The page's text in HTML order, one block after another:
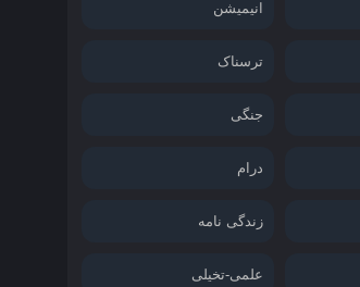
انیمیشن
ترسناک
جنگی
درام
زندگی نامه
علمی-تخیلی